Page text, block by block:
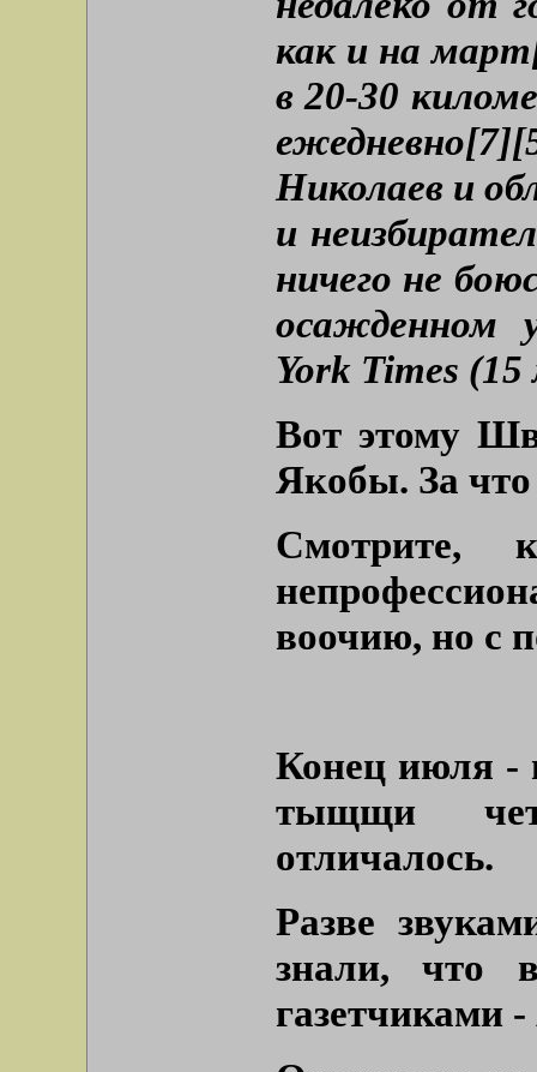
как и на
в 20-30
Николаев и
и
ничего не
осажденном
York Times
Вот этому
Якобы. За что
Смотрите,
воочию, но с
Конец июля -
тыщщи
отличалось.
Разве
знали, что
газетчиками